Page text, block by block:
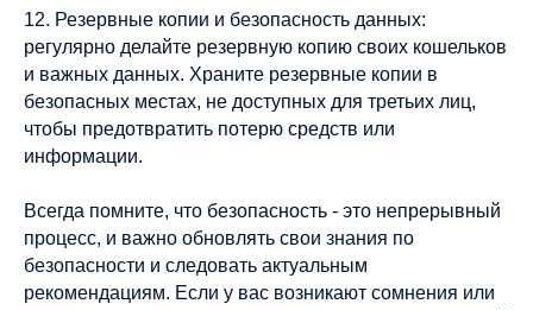
12. Резервные копии и безопасность данных:
регулярно делайте резервную копию своих кошельков
и важных данных. Храните резервные копии в
безопасных местах, не доступных для третьих лиц,
чтобы предотвратить потерю средств или
информации.
Всегда помните, что безопасность - это непрерывный
процесс, и важно обновлять свои знания по
безопасности и следовать актуальным
рекомендациям. Если у вас возникают сомнения или